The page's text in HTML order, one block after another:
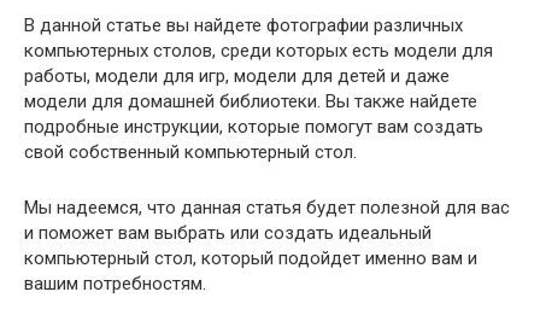
В данной статье вы найдете фотографии различных
компьютерных столов, среди которых есть модели для
работы, модели для игр, модели для детей и даже
модели для домашней библиотеки. Вы также найдете
подробные инструкции, которые помогут вам создать
свой собственный компьютерный стол.
Мы надеемся, что данная статья будет полезной для вас
и поможет вам выбрать или создать идеальный
компьютерный стол, который подойдет именно вам и
вашим потребностям.